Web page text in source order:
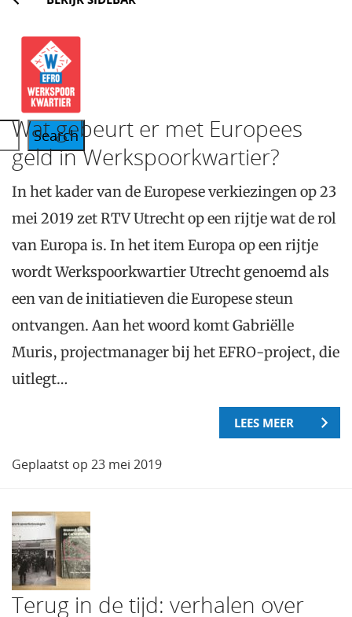
Search
Wat gebeurt er met Europees
geld in Werkspoorkwartier?
In het kader van de Europese verkiezingen op 23
mei 2019 zet RTV Utrecht op een rijtje wat de rol
van Europa is. In het item Europa op een rijtje
wordt Werkspoorkwartier Utrecht genoemd als
een van de initiatieven die Europese steun
ontvangen. Aan het woord komt Gabriëlle
Muris, projectmanager bij het EFRO-project, die
uitlegt…
LEES MEER
Geplaatst op 23 mei 2019
Terug in de tijd: verhalen over